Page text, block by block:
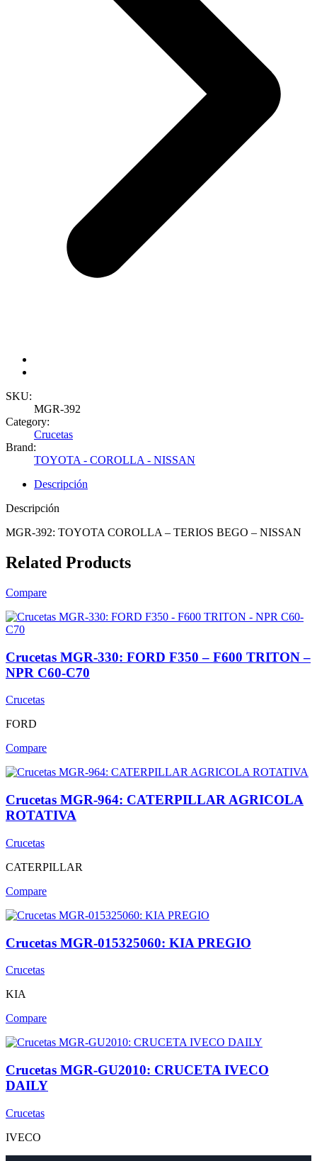
SKU:
MGR-392
Category:
Crucetas
Brand:
TOYOTA - COROLLA - NISSAN
Descripción
Descripción
MGR-392: TOYOTA COROLLA – TERIOS BEGO – NISSAN
Related Products
Compare
Crucetas MGR-330: FORD F350 – F600 TRITON –
NPR C60-C70
Crucetas
FORD
Compare
Crucetas MGR-964: CATERPILLAR AGRICOLA
ROTATIVA
Crucetas
CATERPILLAR
Compare
Crucetas MGR-015325060: KIA PREGIO
Crucetas
KIA
Compare
Crucetas MGR-GU2010: CRUCETA IVECO
DAILY
Crucetas
IVECO